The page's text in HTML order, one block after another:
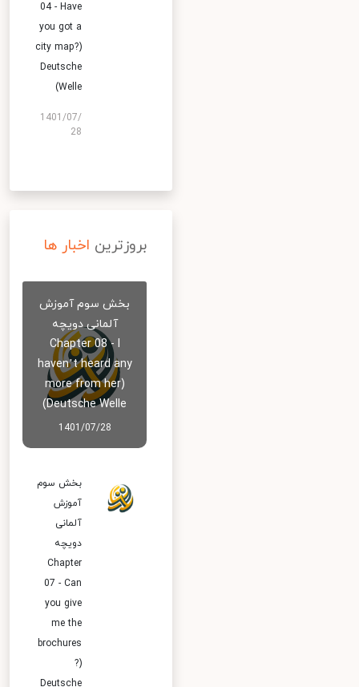
04 - Have
you got a
city map?)
Deutsche
Welle)
1401/07/
28
بروزترین اخبار ها
بخش سوم آموزش
آلمانی دویچه
Chapter 08 - I
haven’t heard any
more from her)
Deutsche Welle)
1401/07/28
بخش سوم
آموزش
آلمانی
دویچه
Chapter
07 - Can
you give
me the
brochures
Deutsche